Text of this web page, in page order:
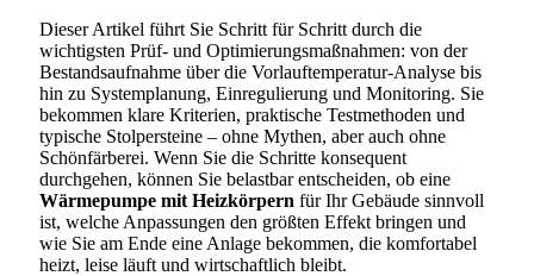
Dieser Artikel führt Sie Schritt für Schritt durch die
wichtigsten Prüf- und Optimierungsmaßnahmen: von der
Bestandsaufnahme über die Vorlauftemperatur-Analyse bis
hin zu Systemplanung, Einregulierung und Monitoring. Sie
bekommen klare Kriterien, praktische Testmethoden und
typische Stolpersteine – ohne Mythen, aber auch ohne
Schönfärberei. Wenn Sie die Schritte konsequent
durchgehen, können Sie belastbar entscheiden, ob eine
Wärmepumpe mit Heizkörpern für Ihr Gebäude sinnvoll
ist, welche Anpassungen den größten Effekt bringen und
wie Sie am Ende eine Anlage bekommen, die komfortabel
heizt, leise läuft und wirtschaftlich bleibt.